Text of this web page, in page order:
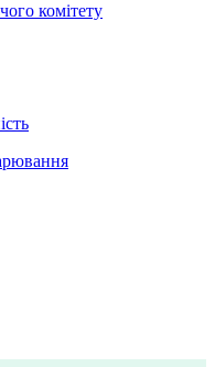
комітету